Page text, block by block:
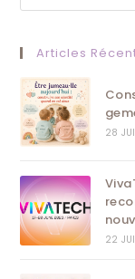
Articles
28
22